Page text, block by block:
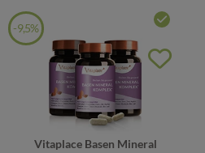
Vitaplace Basen Mineral
-9,5%